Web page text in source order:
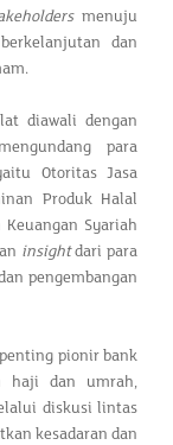
menuju
dan
diawali dengan
para
Otoritas Jasa
Produk Halal
Syariah
insightdari para
pengembangan
pionir bank
haji dan umrah,
diskusi lintas
kesadaran dan